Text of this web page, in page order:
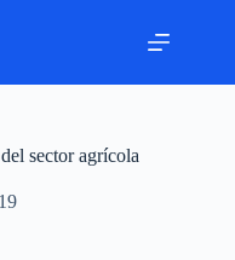
sector agrícola